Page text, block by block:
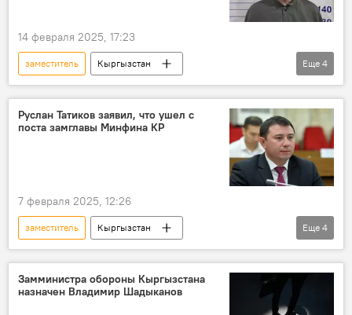
14 февраля 2025, 17:23
заместитель
Кыргызстан
Министерство энергетики КР
вымогательство
фото
Еще 4
Руслан Татиков заявил, что ушел с
поста замглавы Минфина КР
7 февраля 2025, 12:26
заместитель
Кыргызстан
Министерство финансов КР
Руслан Татиков
должность
Еще 4
Замминистра обороны Кыргызстана
назначен Владимир Шадыканов